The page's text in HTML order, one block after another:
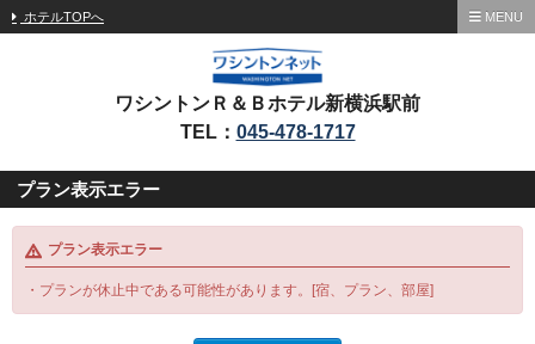
ホテルTOPへ MENU
ワシントンＲ＆Ｂホテル新横浜駅前
TEL： 045-478-1717
プラン表示エラー
プラン表示エラー
・プランが休止中である可能性があります。[宿、プラン、部屋]